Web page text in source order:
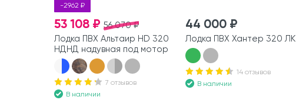
-2962 ₽
56 070 ₽
53 108 ₽
Лодка ПВХ Альтаир HD 320
НДНД надувная под мотор
7 отзывов
В наличии
44 000 ₽
Лодка ПВХ Хантер 320 ЛК
14 отзывов
В наличии